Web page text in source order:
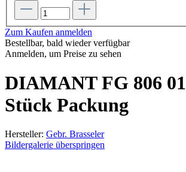
Zum Kaufen anmelden
Bestellbar, bald wieder verfügbar
Anmelden, um Preise zu sehen
DIAMANT FG 806
Stück Packung
Hersteller: Gebr. Brasseler
Bildergalerie überspringen